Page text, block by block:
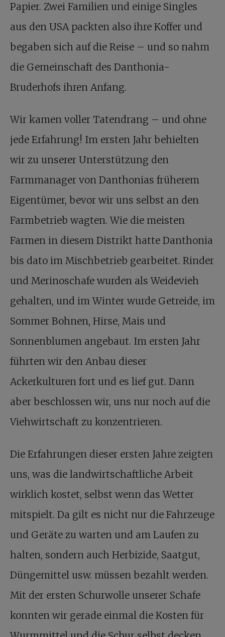
Papier. Zwei Familien und einige Singles
aus den USA packten also ihre Koffer und
begaben sich auf die Reise – und so nahm
die Gemeinschaft des Danthonia-
Bruderhofs ihren Anfang.
Wir kamen voller Tatendrang – und ohne
jede Erfahrung! Im ersten Jahr behielten
wir zu unserer Unterstützung den
Farmmanager von Danthonias früherem
Eigentümer, bevor wir uns selbst an den
Farmbetrieb wagten. Wie die meisten
Farmen in diesem Distrikt hatte Danthonia
bis dato im Mischbetrieb gearbeitet. Rinder
und Merinoschafe wurden als Weidevieh
gehalten, und im Winter wurde Getreide, im
Sommer Bohnen, Hirse, Mais und
Sonnenblumen angebaut. Im ersten Jahr
führten wir den Anbau dieser
Ackerkulturen fort und es lief gut. Dann
aber beschlossen wir, uns nur noch auf die
Viehwirtschaft zu konzentrieren.
Die Erfahrungen dieser ersten Jahre zeigten
uns, was die landwirtschaftliche Arbeit
wirklich kostet, selbst wenn das Wetter
mitspielt. Da gilt es nicht nur die Fahrzeuge
und Geräte zu warten und am Laufen zu
halten, sondern auch Herbizide, Saatgut,
Düngemittel usw. müssen bezahlt werden.
Mit der ersten Schurwolle unserer Schafe
konnten wir gerade einmal die Kosten für